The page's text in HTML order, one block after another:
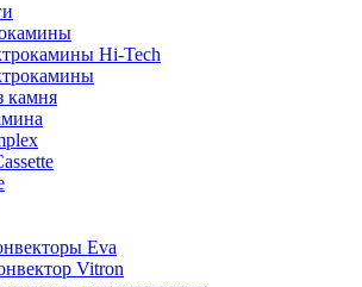
Hi-Tech
камня
Eva
Vitron